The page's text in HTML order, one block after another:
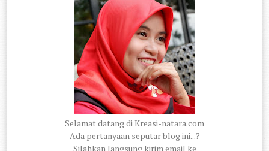
Selamat datang di Kreasi-natara.com
Ada pertanyaan seputar blog ini...?
Silahkan langsung kirim email ke